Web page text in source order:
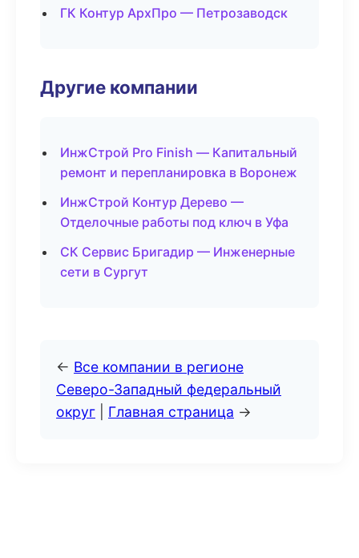
ГК Контур АрхПро — Петрозаводск
Другие компании
ИнжСтрой Pro Finish — Капитальный
ремонт и перепланировка в Воронеж
ИнжСтрой Контур Дерево —
Отделочные работы под ключ в Уфа
СК Сервис Бригадир — Инженерные
сети в Сургут
← Все компании в регионе
Северо-Западный федеральный
округ
Главная страница →